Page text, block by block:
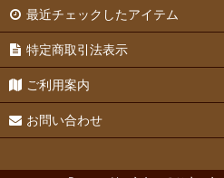
最近チェックしたアイテム
特定商取引法表示
ご利用案内
お問い合わせ